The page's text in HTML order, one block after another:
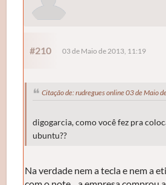
#210 03 de Maio de 2013, 11:19
Citação de: rudregues online 03 de Maio
digogarcia, como você fez pra
ubuntu??
Na verdade nem a tecla e nem a